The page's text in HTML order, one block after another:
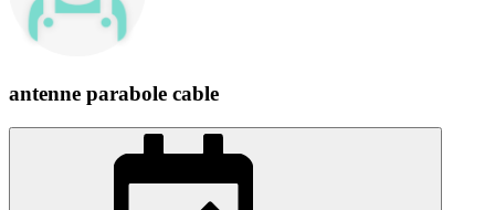
antenne parabole cable